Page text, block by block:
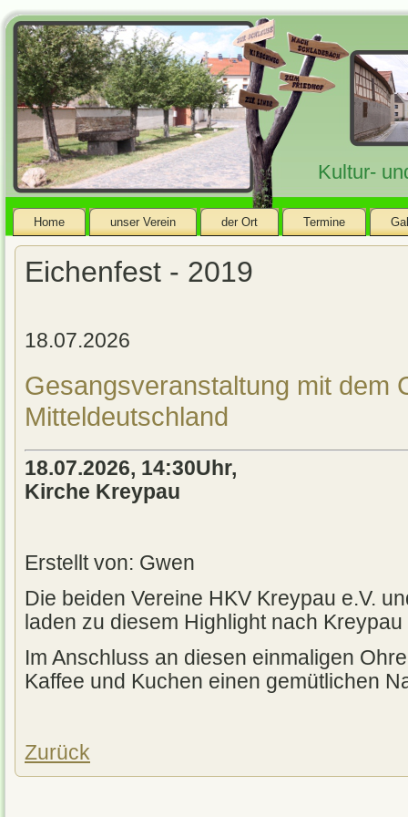
Kultur-
Home unser Verein der Ort Termine
Eichenfest - 2019
18.07.2026
Gesangsveranstaltung mit dem
Mitteldeutschland
18.07.2026, 14:30Uhr,
Kirche Kreypau
Erstellt von: Gwen
Die beiden Vereine HKV Kreypau e.V.
laden zu diesem Highlight nach
Im Anschluss an diesen einmaligen
Kaffee und Kuchen einen gemütlichen
Zurück